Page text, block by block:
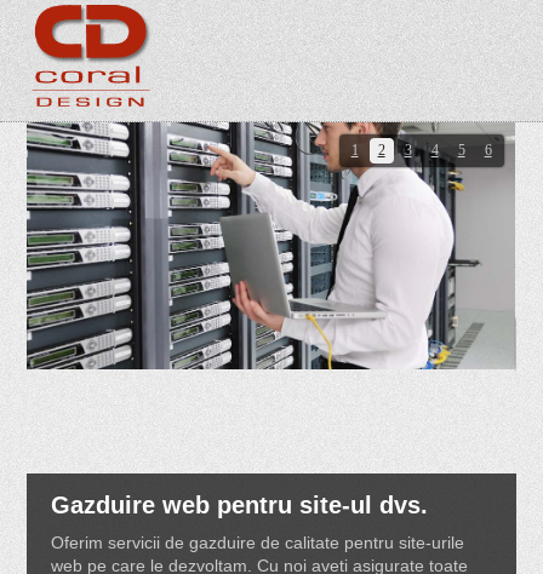
1 2 3 4 5 6
Gazduire web pentru site-ul dvs.
Oferim servicii de gazduire de calitate pentru site-urile
web pe care le dezvoltam. Cu noi aveti asigurate toate